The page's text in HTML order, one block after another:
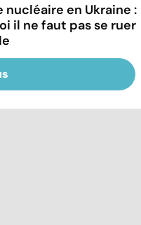
nucléaire en Ukraine :
il ne faut pas se ruer